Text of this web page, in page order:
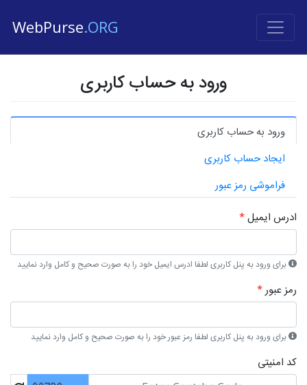
WebPurse.ORG
ورود به حساب کاربری
ورود به حساب کاربری
ایجاد حساب کاربری
فراموشی رمز عبور
ادرس ایمیل *
برای ورود به پنل کاربری لطفا ادرس ایمیل خود را به صورت صحیح و کامل وارد نمایید
رمز عبور *
برای ورود به پنل کاربری لطفا رمز عبور خود را به صورت صحیح و کامل وارد نمایید
کد امنیتی